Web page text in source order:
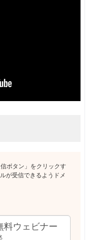
ボタン」をクリックす
が受信できるようドメ